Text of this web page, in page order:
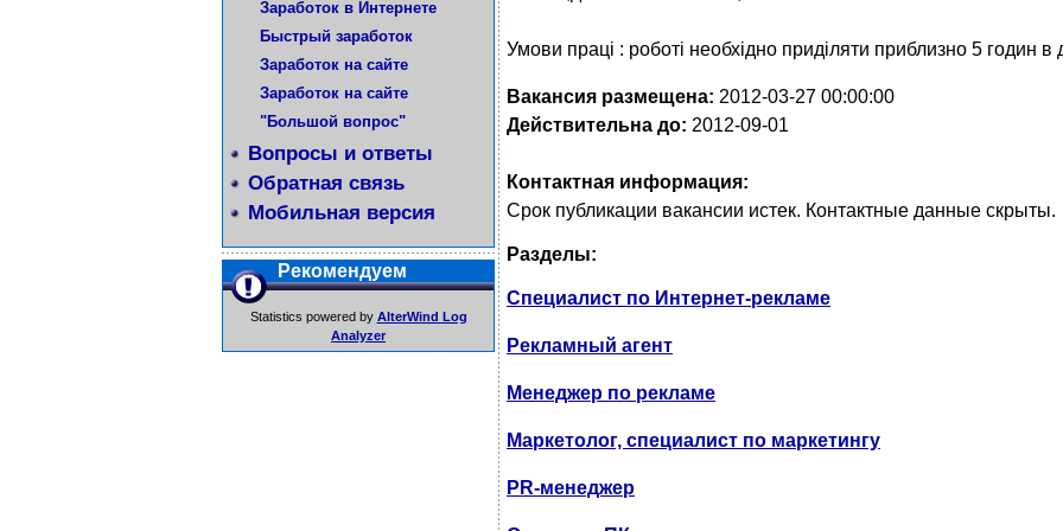
Заработок в Интернете
Быстрый заработок
Заработок на сайте
Заработок на сайте
"Большой вопрос"
Вопросы и ответы
Обратная связь
Мобильная версия
Рекомендуем
Statistics powered by AlterWind Log
Analyzer
Умови праці : роботі необхідно приділяти приблизно 5 годин в
Вакансия размещена: 2012-03-27 00:00:00
Действительна до: 2012-09-01
Контактная информация:
Срок публикации вакансии истек. Контактные данные скрыты.
Разделы:
Специалист по Интернет-рекламе
Рекламный агент
Менеджер по рекламе
Маркетолог, специалист по маркетингу
PR-менеджер